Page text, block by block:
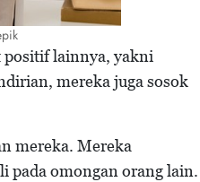
positif lainnya, yakni
mereka juga sosok
mereka. Mereka
pada omongan orang lain.